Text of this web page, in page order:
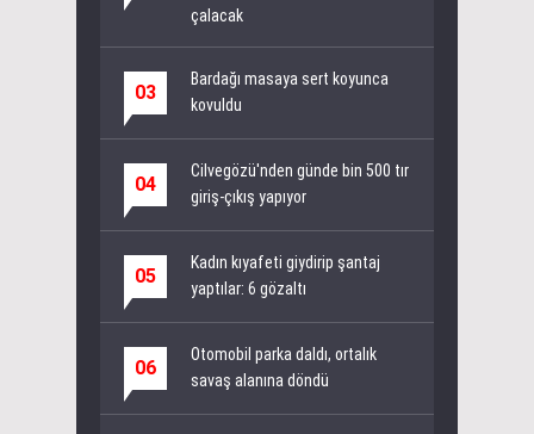
çalacak
03
Bardağı masaya sert koyunca
kovuldu
04
Cilvegözü'nden günde bin 500 tır
giriş-çıkış yapıyor
05
Kadın kıyafeti giydirip şantaj
yaptılar: 6 gözaltı
06
Otomobil parka daldı, ortalık
savaş alanına döndü